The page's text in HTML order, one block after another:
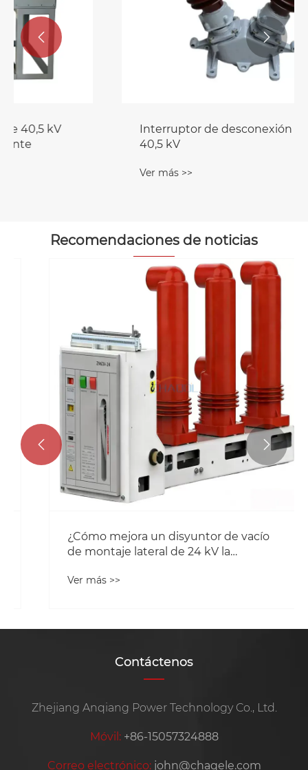
Interruptor de desconexión exterior de
 
Recomendaciones de noticias
¿Cómo mejora un disyuntor de vacío
de montaje lateral de 24 kV la
tensión?
Ver más >>
 
Contáctenos
Zhejiang Anqiang Power Technology Co., Ltd.
Móvil: +86-15057324888
Correo electrónico: john@chaqele.com